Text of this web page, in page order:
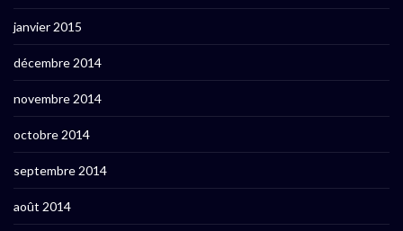
janvier 2015
décembre 2014
novembre 2014
octobre 2014
septembre 2014
août 2014